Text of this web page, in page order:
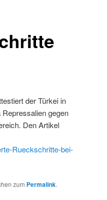
der Türkei in
gegen
Den Artikel
Rueckschritte-bei-
zum Permalink.